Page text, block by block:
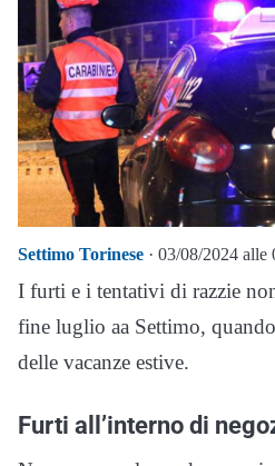
Settimo Torinese · 03/08/2024 alle
I furti e i tentativi di razzie
fine luglio aa Settimo,
delle vacanze estive.
Furti all’interno di